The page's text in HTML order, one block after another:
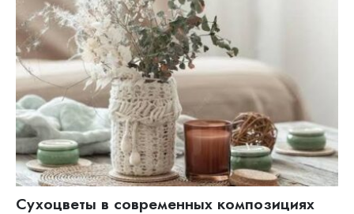
Сухоцветы в современных композициях